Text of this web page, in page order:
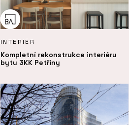
INTERIÉR
Kompletní rekonstrukce interiéru
bytu 3KK Petřiny